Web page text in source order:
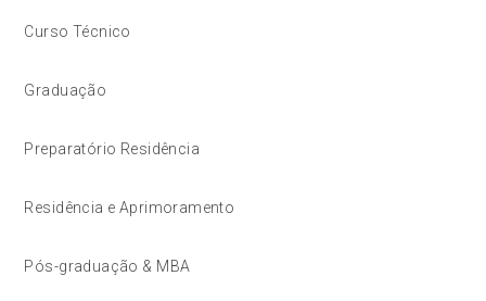
Curso Técnico
Graduação
Preparatório Residência
Residência e Aprimoramento
Pós-graduação & MBA